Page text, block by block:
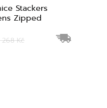
Stackers
Zipped
268 Kč